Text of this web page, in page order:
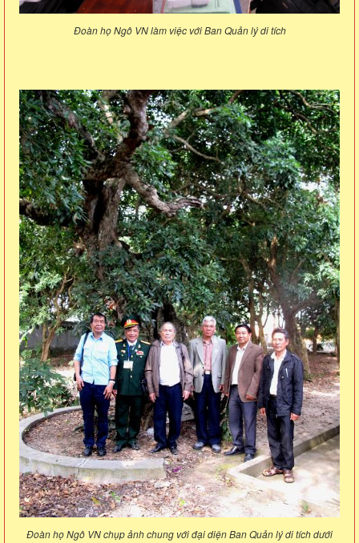
Đoàn họ Ngô VN làm việc với Ban Quản lý di tích
Đoàn họ Ngô VN chụp ảnh chung với đại diện Ban Quản lý di tích dưới